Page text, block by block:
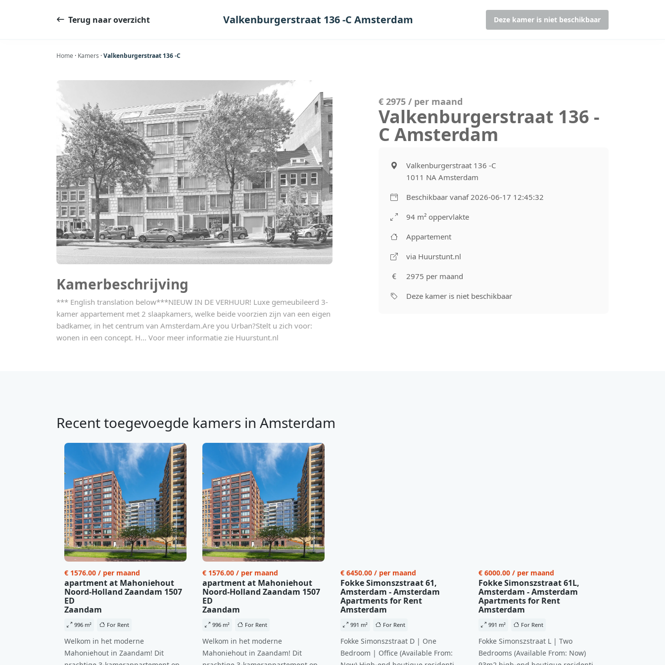
Terug naar overzicht Valkenburgerstraat 136 -C Amsterdam Deze kamer is niet beschikbaar
Home · Kamers ·Valkenburgerstraat 136 -C
Kamerbeschrijving
*** English translation below***NIEUW IN DE VERHUUR! Luxe gemeubileerd 3-
kamer appartement met 2 slaapkamers, welke beide voorzien zijn van een eigen
badkamer, in het centrum van Amsterdam.Are you Urban?Stelt u zich voor:
wonen in een concept. H... Voor meer informatie zie Huurstunt.nl
€ 2975 / per maand
Valkenburgerstraat 136 -
C Amsterdam
Valkenburgerstraat 136 -C
1011 NA Amsterdam
Beschikbaar vanaf 2026-06-17 12:45:32
94 m² oppervlakte
Appartement
via Huurstunt.nl
2975 per maand
Deze kamer is niet beschikbaar
Recent toegevoegde kamers in Amsterdam
€ 1576.00 / per maand
apartment at Mahoniehout
Noord-Holland Zaandam 1507
ED
Zaandam
996 m² For Rent
Welkom in het moderne
Mahoniehout in Zaandam! Dit
€ 1576.00 / per maand
apartment at Mahoniehout
Noord-Holland Zaandam 1507
ED
Zaandam
996 m² For Rent
Welkom in het moderne
Mahoniehout in Zaandam! Dit
€ 6450.00 / per maand
Fokke Simonszstraat 61,
Amsterdam - Amsterdam
Apartments for Rent
Amsterdam
991 m² For Rent
Fokke Simonszstraat D | One
Bedroom | Office (Available From:
€ 6000.00 / per maand
Fokke Simonszstraat 61L,
Amsterdam - Amsterdam
Apartments for Rent
Amsterdam
991 m² For Rent
Fokke Simonszstraat L | Two
Bedrooms (Available From: Now)